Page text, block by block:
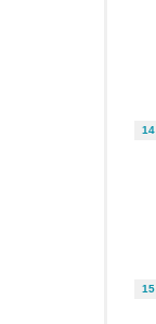
14
15